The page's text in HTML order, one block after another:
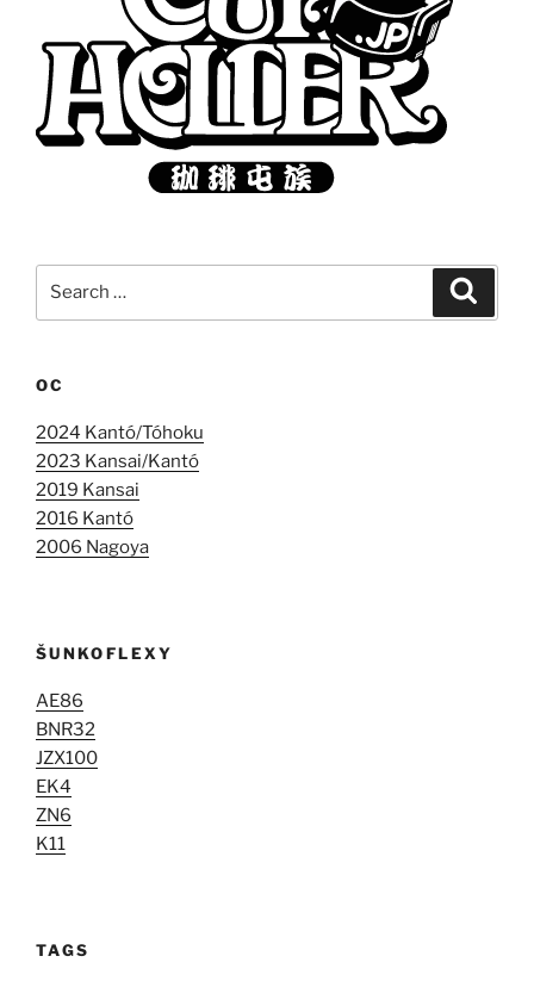
OC
2024 Kantó/Tóhoku
2023 Kansai/Kantó
2019 Kansai
2016 Kantó
2006 Nagoya
ŠUNKOFLEXY
AE86
BNR32
JZX100
EK4
ZN6
K11
TAGS